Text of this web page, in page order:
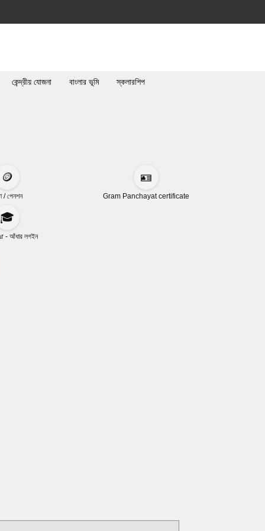
কেন্দ্রীয় যোজনা বাংলার ভূমি স্কলারশিপ
🪙
/ পেনশন
🪪
Gram Panchayat certificate
🎓
- আঁধার লগইন